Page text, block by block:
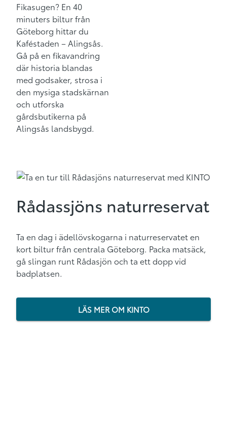
Fikasugen? En 40
minuters biltur från
Göteborg hittar du
Kaféstaden – Alingsås.
Gå på en fikavandring
där historia blandas
med godsaker, strosa i
den mysiga stadskärnan
och utforska
gårdsbutikerna på
Alingsås landsbygd.
Rådassjöns naturreservat
Ta en dag i ädellövskogarna i naturreservateten
kort biltur från centrala Göteborg. Packa matsäck,
gå slingan runt Rådasjön och ta ett dopp vid
badplatsen.
LÄS MER OM KINTO